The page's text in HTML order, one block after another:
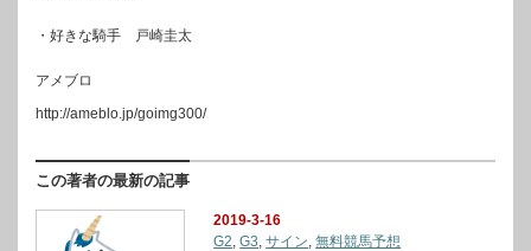
・好きな騎手 戸崎圭太
アメブロ
http://ameblo.jp/goimg300/
この著者の最新の記事
2019-3-16
G2 ,G3 ,サイン ,無料競馬予想